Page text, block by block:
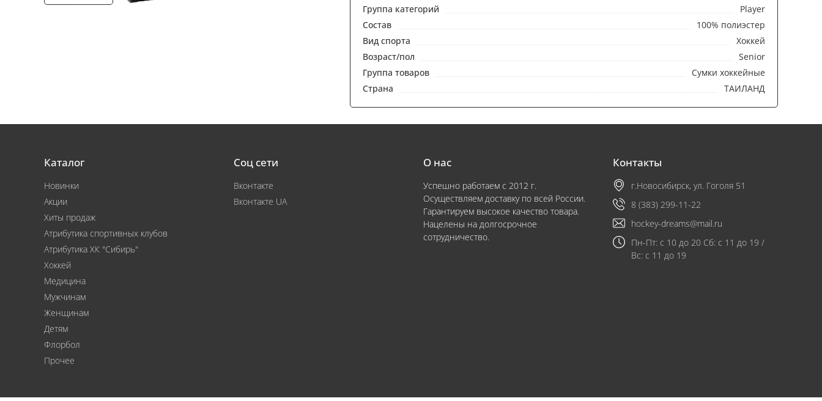
Группа категорий
Player
Состав
100% полиэстер
Вид спорта
Хоккей
Возраст/пол
Senior
Группа товаров
Сумки хоккейные
Страна
ТАИЛАНД
Каталог
Новинки
Акции
Хиты продаж
Атрибутика спортивных клубов
Атрибутика ХК "Сибирь"
Хоккей
Медицина
Мужчинам
Женщинам
Детям
Флорбол
Прочее
Соц сети
Вконтакте
Вконтакте UA
О нас
Успешно работаем с 2012 г.
Осуществляем доставку по всей России.
Гарантируем высокое качество товара.
Нацелены на долгосрочное
сотрудничество.
Контакты
г.Новосибирск, ул. Гоголя 51
8 (383) 299-11-22
hockey-dreams@mail.ru
Пн-Пт: с 10 до 20 Сб: с 11 до 19 /
Вс: с 11 до 19